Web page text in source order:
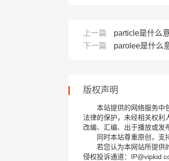
上一篇
particle是什么
下一篇
parolee是什么
版权声明
本站提供的网络服务中
法律的保护，未经相关权利
改编、汇编、出于播放或发
同时本站尊重原创，支
若您认为本网站所提供
侵权投诉通道：